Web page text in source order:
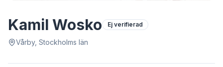
Kamil Wosko Ej verifierad
Vårby, Stockholms län